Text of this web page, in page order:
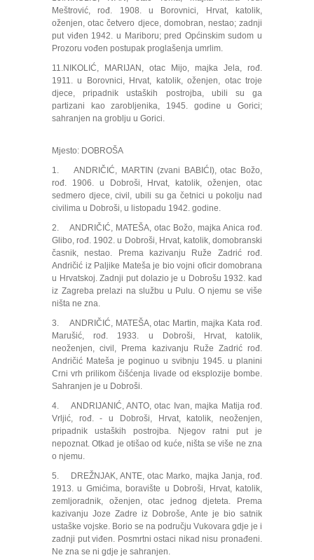
Meštrović, rođ. 1908. u Borovnici, Hrvat, katolik,
oženjen, otac četvero djece, domobran, nestao; zadnji
put viđen 1942. u Mariboru; pred Općinskim sudom u
Prozoru vođen postupak proglašenja umrlim.
11.NIKOLIĆ, MARIJAN, otac Mijo, majka Jela, rođ.
1911. u Borovnici, Hrvat, katolik, oženjen, otac troje
djece, pripadnik ustaških postrojba, ubili su ga
partizani kao zarobljenika, 1945. godine u Gorici;
sahranjen na groblju u Gorici.
Mjesto: DOBROŠA
1. ANDRIČIĆ, MARTIN (zvani BABIĆI), otac Božo,
rođ. 1906. u Dobroši, Hrvat, katolik, oženjen, otac
sedmero djece, civil, ubili su ga četnici u pokolju nad
civilima u Dobroši, u listopadu 1942. godine.
2. ANDRIČIĆ, MATEŠA, otac Božo, majka Anica rođ.
Glibo, rođ. 1902. u Dobroši, Hrvat, katolik, domobranski
časnik, nestao. Prema kazivanju Ruže Zadrić rođ.
Andričić iz Paljike Mateša je bio vojni oficir domobrana
u Hrvatskoj. Zadnji put dolazio je u Dobrošu 1932. kad
iz Zagreba prelazi na službu u Pulu. O njemu se više
ništa ne zna.
3. ANDRIČIĆ, MATEŠA, otac Martin, majka Kata rođ.
Marušić, rođ. 1933. u Dobroši, Hrvat, katolik,
neoženjen, civil, Prema kazivanju Ruže Zadrić rođ.
Andričić Mateša je poginuo u svibnju 1945. u planini
Crni vrh prilikom čišćenja livade od eksplozije bombe.
Sahranjen je u Dobroši.
4. ANDRIJANIĆ, ANTO, otac Ivan, majka Matija rođ.
Vrljić, rođ. - u Dobroši, Hrvat, katolik, neoženjen,
pripadnik ustaških postrojba. Njegov ratni put je
nepoznat. Otkad je otišao od kuće, ništa se više ne zna
o njemu.
5. DREŽNJAK, ANTE, otac Marko, majka Janja, rođ.
1913. u Gmićima, boravište u Dobroši, Hrvat, katolik,
zemljoradnik, oženjen, otac jednog djeteta. Prema
kazivanju Joze Zadre iz Dobroše, Ante je bio satnik
ustaške vojske. Borio se na području Vukovara gdje je i
zadnji put viđen. Posmrtni ostaci nikad nisu pronađeni.
Ne zna se ni gdje je sahranjen.